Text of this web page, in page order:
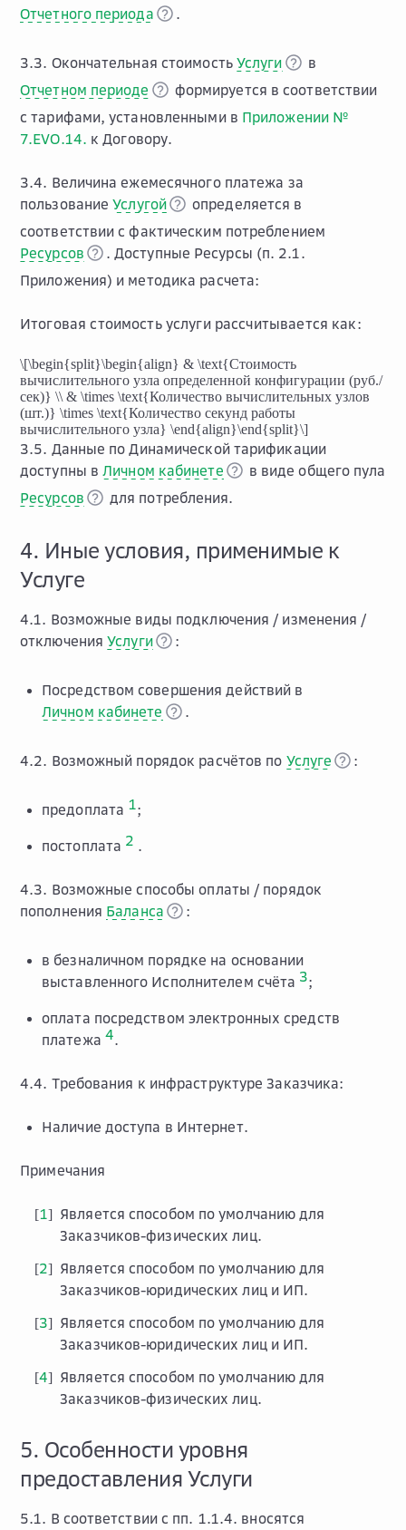
Отчетного периода
.
3.3. Окончательная стоимость Услуги
в
Отчетном периоде
формируется в соответствии
с тарифами, установленными в Приложении №
7.EVO.14. к Договору.
3.4. Величина ежемесячного платежа за
пользованиеУслугой
определяется в
соответствии с фактическим потреблением
Ресурсов
. Доступные Ресурсы (п. 2.1.
Приложения) и методика расчета:
Итоговая стоимость услуги рассчитывается как:
\[\begin{split}\begin{align} & \text{Стоимость
вычислительного узла определенной конфигурации (руб./
сек)} \\ & \times \text{Количество вычислительных узлов
(шт.)} \times \text{Количество секунд работы
вычислительного узла} \end{align}\end{split}\]
3.5. Данные по Динамической тарификации
доступны вЛичном кабинете
в виде общего пула
Ресурсов
для потребления.
4. Иные условия, применимые к
Услуге
4.1. Возможные виды подключения / изменения /
отключенияУслуги :
Посредством совершения действий в
Личном кабинете
.
4.2. Возможный порядок расчётов по Услуге :
предоплата 1;
постоплата 2 .
4.3. Возможные способы оплаты / порядок
пополнения Баланса :
в безналичном порядке на основании
выставленного Исполнителем счёта 3;
оплата посредством электронных средств
платежа 4.
4.4. Требования к инфраструктуре Заказчика:
Наличие доступа в Интернет.
Примечания
[1] Является способом по умолчанию для
Заказчиков-физических лиц.
[2] Является способом по умолчанию для
Заказчиков-юридических лиц и ИП.
[3] Является способом по умолчанию для
Заказчиков-юридических лиц и ИП.
[4] Является способом по умолчанию для
Заказчиков-физических лиц.
5. Особенности уровня
предоставления Услуги
5.1. В соответствии с пп. 1.1.4. вносятся